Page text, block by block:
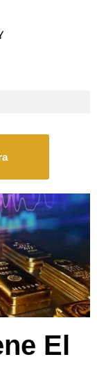
El